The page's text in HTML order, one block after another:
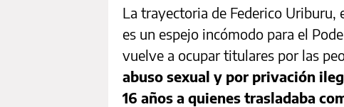
La trayectoria de Federico Uriburu,
es un espejo incómodo para el
vuelve a ocupar titulares por las
abuso sexual y por privación
16 años a quienes trasladaba